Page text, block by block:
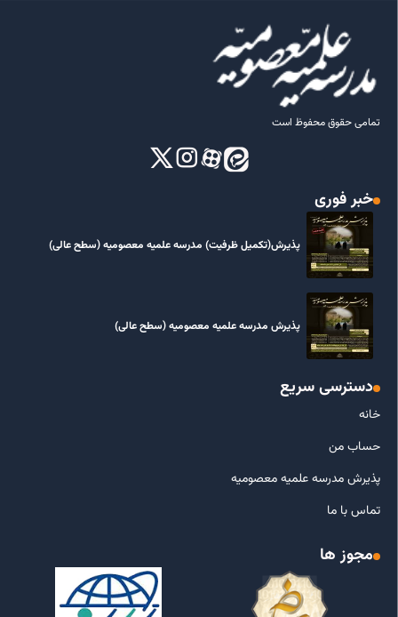
تمامی حقوق محفوظ است
خبر فوری
پذیرش(تکمیل ظرفیت) مدرسه علمیه معصومیه‌ (سطح عالی)
پذیرش مدرسه علمیه معصومیه‌ (سطح عالی)
دسترسی سریع
خانه
حساب من
پذیرش مدرسه علمیه معصومیه
تماس با ما
مجوز ها